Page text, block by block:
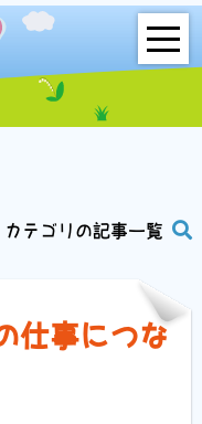
テゴリの記事一覧
仕事につな